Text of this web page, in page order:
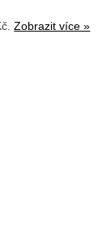
Zobrazit více »